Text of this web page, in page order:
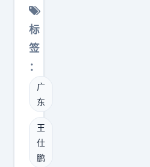
能
持
球
冲
击
，
也
能
压
实
说
，
高
诗
岩
这
些
年
则
在
2
0
2
年
以
三
年
限
，
真
到
了
拍
板
的
时
候
经
正
式
归
入
主
广
东
，
标
签
：
广
东
王
仕
鹏